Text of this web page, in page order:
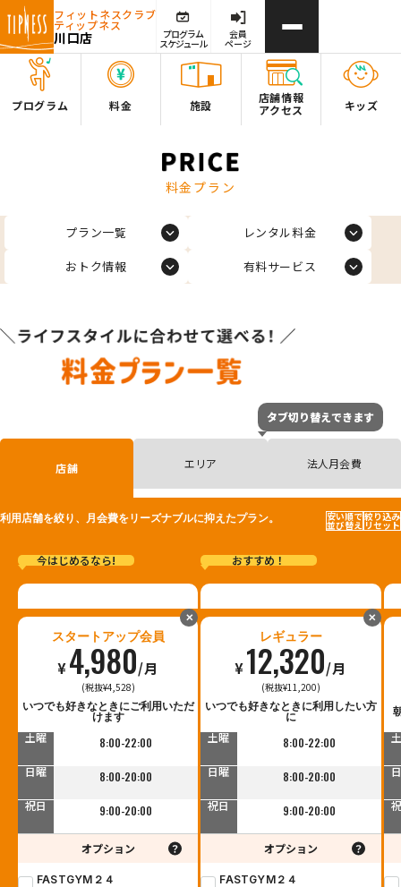
フィットネスクラブ
ティップネス
川口店 プログラム
スケジュール
会員
ページ
プログラム 料金 施設
店舗情報
アクセス
キッズ
料金プラン
プラン一覧
レンタル料金
おトク情報
有料サービス
タブ切り替えできます
店舗 エリア 法人月会費
利用店舗を絞り、月会費をリーズナブルに抑えたプラン。 安い順で
並び替え
絞り込み
リセット
今はじめるなら!
✕
スタートアップ会員
¥4,980/月
(税抜¥4,528)
いつでも好きなときにご利用いただ
けます
平日
9:00-23:00
土曜
8:00-22:00
日曜
8:00-20:00
祝日
9:00-20:00
オプション
FASTGYM２４
おすすめ！
✕
レギュラー
¥12,320/月
(税抜¥11,200)
いつでも好きなときに利用したい方
に
平日
9:00-23:00
土曜
8:00-22:00
日曜
8:00-20:00
祝日
9:00-20:00
オプション
FASTGYM２４